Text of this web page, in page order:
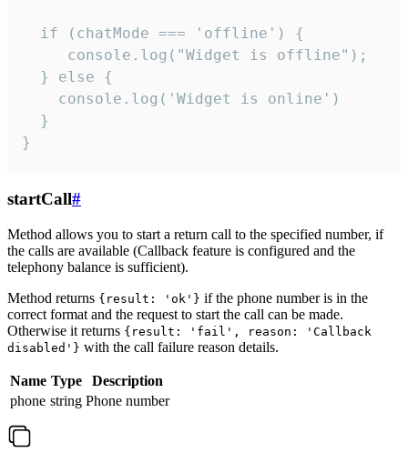
  if (chatMode === 'offline') {
     console.log("Widget is offline");
  } else {
    console.log('Widget is online')
  }
}
startCall#
Method allows you to start a return call to the specified number, if
the calls are available (Callback feature is configured and the
telephony balance is sufficient).
Method returns {result: 'ok'} if the phone number is in the
correct format and the request to start the call can be made.
Otherwise it returns {result: 'fail', reason: 'Callback
disabled'} with the call failure reason details.
Name Type
Description
phone string Phone number